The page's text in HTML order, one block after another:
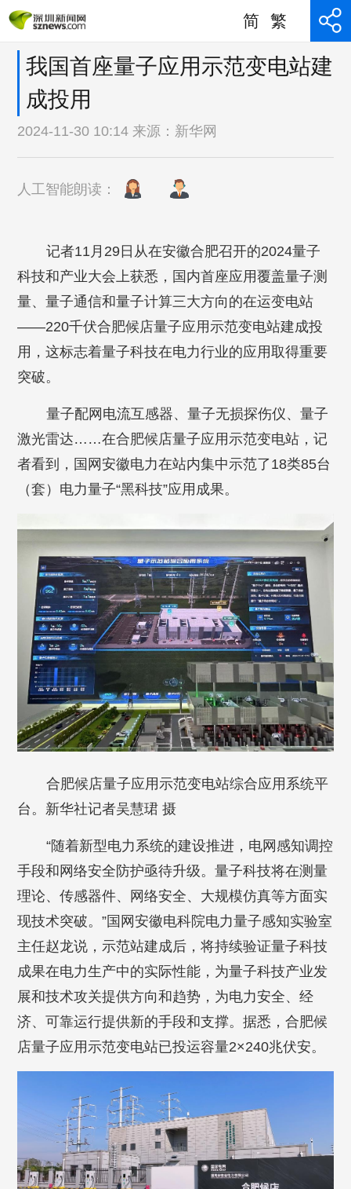
简 繁
我国首座量子应用示范变电站建
成投用
2024-11-30 10:14 来源： 新华网
人工智能朗读：
记者11月29日从在安徽合肥召开的2024量子
科技和产业大会上获悉，国内首座应用覆盖量子测
量、量子通信和量子计算三大方向的在运变电站
——220千伏合肥候店量子应用示范变电站建成投
用，这标志着量子科技在电力行业的应用取得重要
突破。
量子配网电流互感器、量子无损探伤仪、量子
激光雷达……在合肥候店量子应用示范变电站，记
者看到，国网安徽电力在站内集中示范了18类85台
（套）电力量子“黑科技”应用成果。
合肥候店量子应用示范变电站综合应用系统平
台。新华社记者吴慧珺 摄
“随着新型电力系统的建设推进，电网感知调控
手段和网络安全防护亟待升级。量子科技将在测量
理论、传感器件、网络安全、大规模仿真等方面实
现技术突破。”国网安徽电科院电力量子感知实验室
主任赵龙说，示范站建成后，将持续验证量子科技
成果在电力生产中的实际性能，为量子科技产业发
展和技术攻关提供方向和趋势，为电力安全、经
济、可靠运行提供新的手段和支撑。据悉，合肥候
店量子应用示范变电站已投运容量2×240兆伏安。